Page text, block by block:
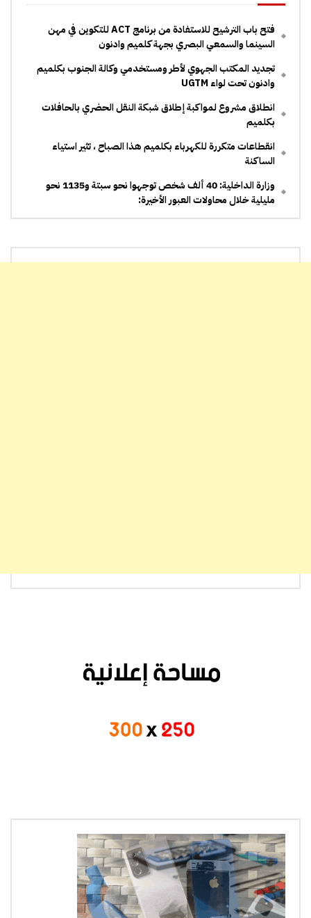
فتح باب الترشيح للاستفادة من برنامج ACT للتكوين في مهن
السينما والسمعي البصري بجهة كلميم وادنون
تجديد المكتب الجهوي لأطر ومستخدمي وكالة الجنوب بكلميم
وادنون تحت لواء UGTM
انطلاق مشروع لمواكبة إطلاق شبكة النقل الحضري بالحافلات
بكلميم
انقطاعات متكررة للكهرباء بكلميم هذا الصباح ، تثير استياء
الساكنة
وزارة الداخلية: 40 ألف شخص توجهوا نحو سبتة و1135 نحو
مليلية خلال محاولات العبور الأخيرة: